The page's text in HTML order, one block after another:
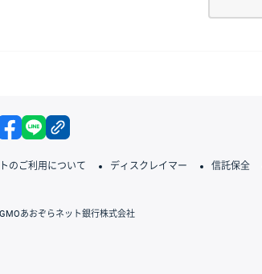
X facebook
のご利用について ディスクレイマー 信託保全
あおぞらネット銀行株式会社